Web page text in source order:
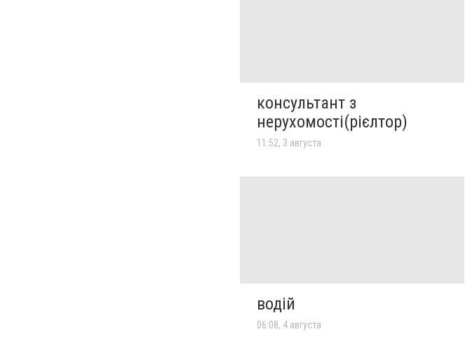
консультант з
нерухомості(рієлтор)
11:52, 3 августа
водій
06:08, 4 августа